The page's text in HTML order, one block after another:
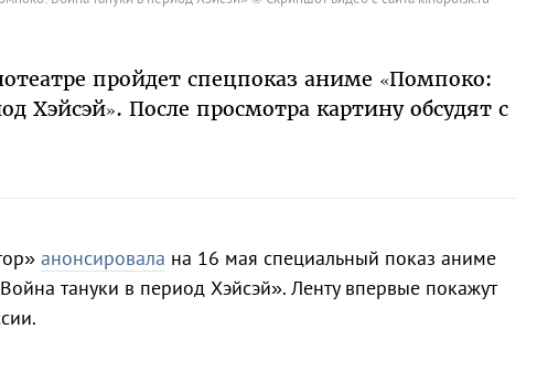
пройдет спецпоказ аниме «Помпоко:
Хэйсэй». После просмотра картину обсудят с
анонсировала на 16 мая специальный показ аниме
тануки в период Хэйсэй». Ленту впервые покажут